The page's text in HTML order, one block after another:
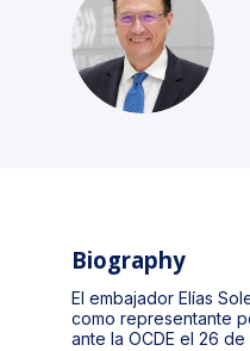
ES
Biography
El embajador Elías
como representante
ante la OCDE el 26